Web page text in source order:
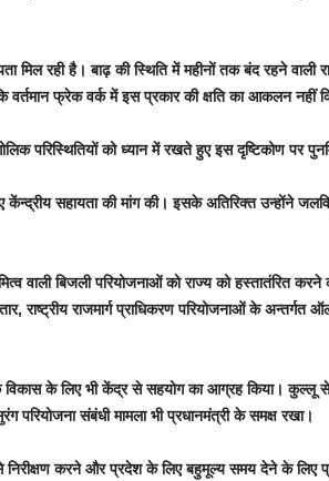
रही है। बाढ़ की स्थिति में महीनों तक बंद रहने वाली
वर्तमान फ्रेक वर्क में इस प्रकार की क्षति का आकलन नहीं
परिस्थितियों को ध्यान में रखते हुए इस दृष्टिकोण पर
सहायता की मांग की। इसके अतिरिक्त उन्होंने
वाली बिजली परियोजनाओं को राज्य को हस्तातंरित करने
राष्ट्रीय राजमार्ग प्राधिकरण परियोजनाओं के अन्तर्गत
विकास के लिए भी केंद्र से सहयोग का आग्रह किया। कुल्लू
परियोजना संबंधी मामला भी प्रधानमंत्री के समक्ष रखा।
निरीक्षण करने और प्रदेश के लिए बहुमूल्य समय देने के लिए